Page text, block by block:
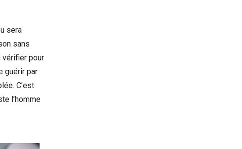
sera
sans
vérifier pour
guérir par
C’est
l’homme